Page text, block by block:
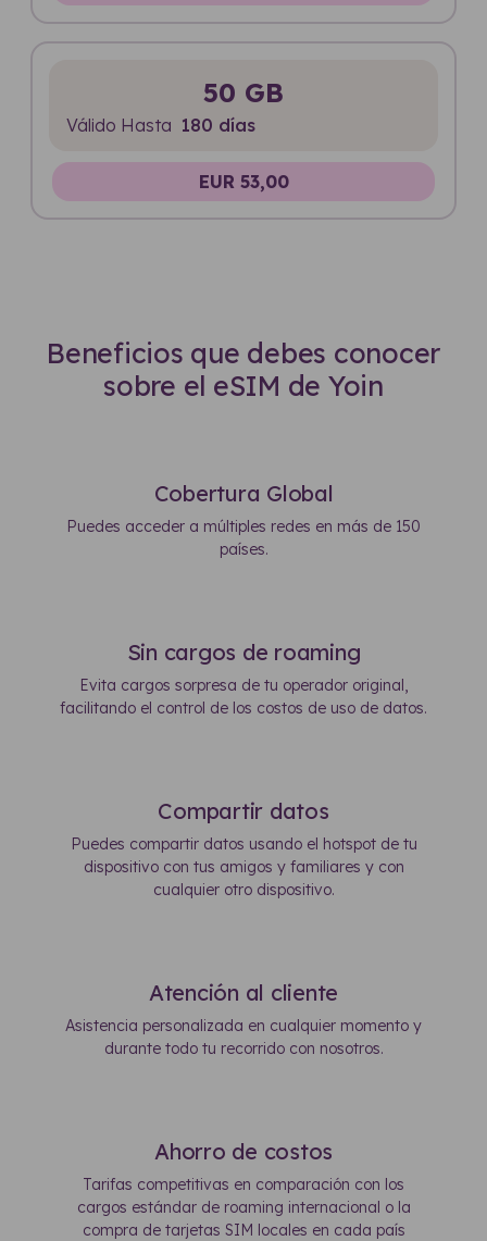
50 GB
Válido Hasta 180 días
EUR 53,00
Beneficios que debes conocer
sobre el eSIM de Yoin
Cobertura Global
Puedes acceder a múltiples redes en más de 150
países.
Sin cargos de roaming
Evita cargos sorpresa de tu operador original,
facilitando el control de los costos de uso de datos.
Compartir datos
Puedes compartir datos usando el hotspot de tu
dispositivo con tus amigos y familiares y con
cualquier otro dispositivo.
Atención al cliente
Asistencia personalizada en cualquier momento y
durante todo tu recorrido con nosotros.
Ahorro de costos
Tarifas competitivas en comparación con los
cargos estándar de roaming internacional o la
compra de tarjetas SIM locales en cada país